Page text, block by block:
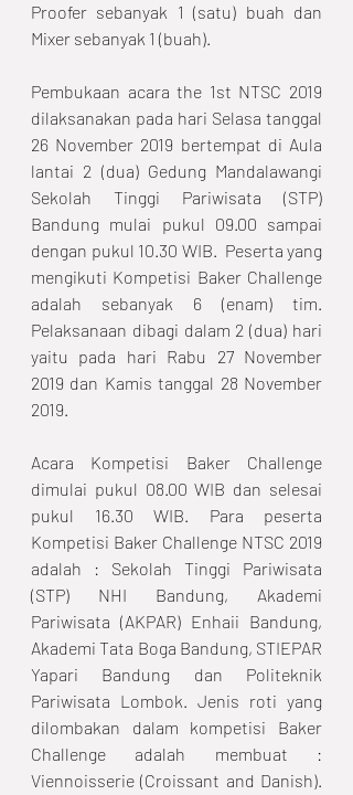
Proofer sebanyak 1 (satu) buah dan
Mixer sebanyak 1 (buah).
Pembukaan acara the 1st NTSC 2019
dilaksanakan pada hari Selasa tanggal
26 November 2019 bertempat di Aula
lantai 2 (dua) Gedung Mandalawangi
Sekolah Tinggi Pariwisata (STP)
Bandung mulai pukul 09.00 sampai
dengan pukul 10.30 WIB.  Peserta yang
mengikuti Kompetisi Baker Challenge
adalah sebanyak 6 (enam) tim.
Pelaksanaan dibagi dalam 2 (dua) hari
yaitu pada hari Rabu 27 November
2019 dan Kamis tanggal 28 November
2019.
Acara Kompetisi Baker Challenge
dimulai pukul 08.00 WIB dan selesai
pukul 16.30 WIB. Para peserta
Kompetisi Baker Challenge NTSC 2019
adalah : Sekolah Tinggi Pariwisata
(STP) NHI Bandung, Akademi
Pariwisata (AKPAR) Enhaii Bandung,
Akademi Tata Boga Bandung, STIEPAR
Yapari Bandung dan Politeknik
Pariwisata Lombok. Jenis roti yang
dilombakan dalam kompetisi Baker
Challenge adalah membuat :
Viennoisserie (Croissant and Danish).